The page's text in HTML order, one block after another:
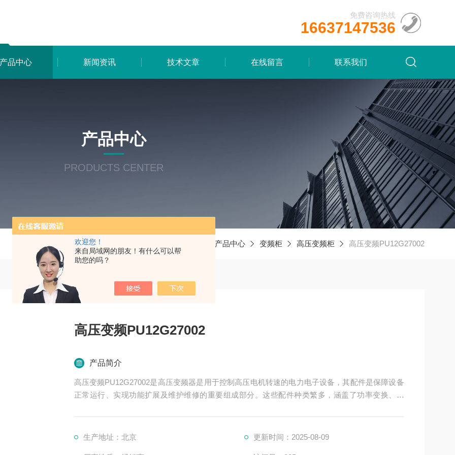
欢迎您！
来自局域网的朋友！有什么可以帮
助您的吗？
免费咨询热线
16637147536
产品中心 新闻资讯 技术文章 在线留言 联系我们
产品中心
PRODUCTS CENTER
产品中心 变频柜 高压变频柜 高压变频PU12G27002
高压变频PU12G27002
产品简介
高压变频PU12G27002是高压变频器是用于控制高压电机转速的电力电子设备，其配件是保障设备
正常运行、实现功能扩展及维护维修的重要组成部分。这些配件种类繁多，涵盖了功率变换、控
生产地址：北京 更新时间：2025-08-09